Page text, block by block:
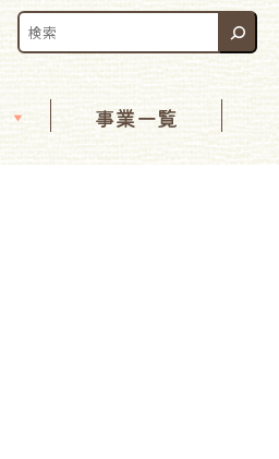
検索:
事業一覧